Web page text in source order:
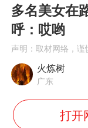
多名美女在
呼：哎哟
声明：取材网络，谨
火炼树
广东
打开